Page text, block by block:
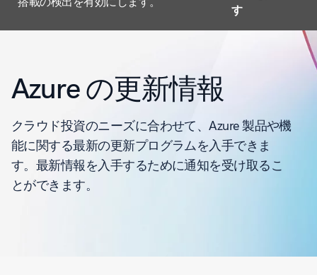
す
Azure の更新情報
クラウド投資のニーズに合わせて、Azure 製品や機
能に関する最新の更新プログラムを入手できま
す。最新情報を入手するために通知を受け取るこ
とができます。